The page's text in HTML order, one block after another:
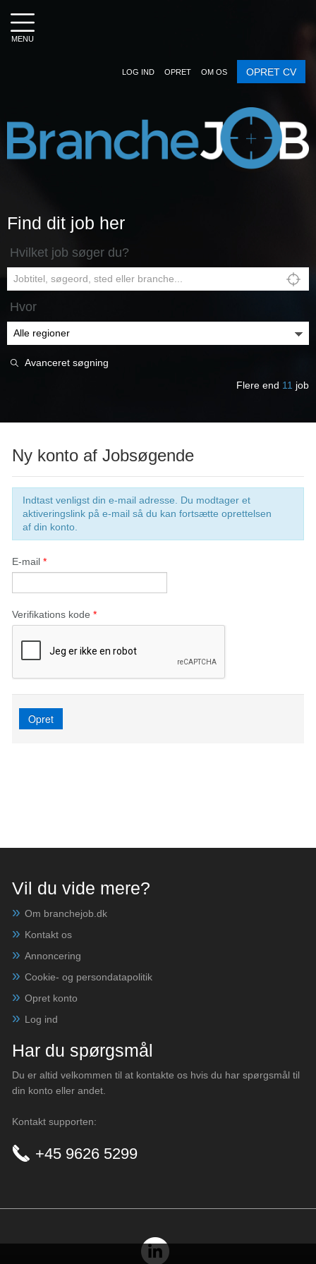
MENU
LOG IND OPRET OM OS OPRET CV
Find dit job her
Hvilket job søger du?
Hvor
Avanceret søgning
Flere end 11 job
Ny konto af Jobsøgende
Indtast venligst din e-mail adresse. Du modtager et
aktiveringslink på e-mail så du kan fortsætte oprettelsen
af din konto.
E-mail *
Verifikations kode *
Opret
Vil du vide mere?
Om branchejob.dk
Kontakt os
Annoncering
Cookie- og persondatapolitik
Opret konto
Log ind
Har du spørgsmål
Du er altid velkommen til at kontakte os hvis du har spørgsmål til
din konto eller andet.
Kontakt supporten:
+45 9626 5299